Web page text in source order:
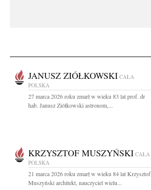
JANUSZ ZIÓŁKOWSKI CAŁA
POLSKA
27 marca 2026 roku zmarł w wieku 83 lat prof. dr
hab. Janusz Ziółkowski astronom,...
KRZYSZTOF MUSZYŃSKI CAŁA
POLSKA
21 marca 2026 roku zmarł w wieku 84 lat Krzysztof
Muszyński architekt, nauczyciel wielu...